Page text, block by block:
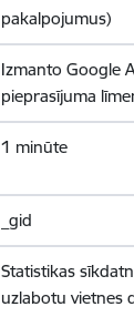
pakalpojumus)
Izmanto Google
pieprasījuma
1 minūte
_gid
Statistikas
uzlabotu vietnes